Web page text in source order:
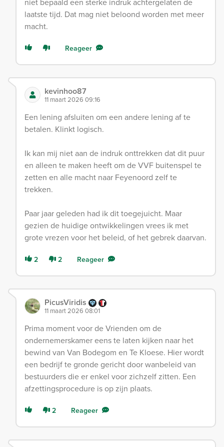
laatste tijd. Dat mag niet beloond worden met meer
macht.
Reageer
kevinhoo87
11 maart 2026 09:16
Een lening afsluiten om een andere lening af te
betalen. Klinkt logisch.
Ik kan mij niet aan de indruk onttrekken dat dit puur
en alleen te maken heeft om de VVF buitenspel te
zetten en alle macht naar Feyenoord zelf te
trekken.
Paar jaar geleden had ik dit toegejuicht. Maar
gezien de huidige ontwikkelingen vrees ik met
grote vrezen voor het beleid, of het gebrek daarvan.
2 2 Reageer
PicusViridis
11 maart 2026 08:01
Prima moment voor de Vrienden om de
ondernemerskamer eens te laten kijken naar het
bewind van Van Bodegom en Te Kloese. Hier wordt
een bedrijf te gronde gericht door wanbeleid van
bestuurders die er enkel voor zichzelf zitten. Een
afzettingsprocedure is op zijn plaats.
2 Reageer